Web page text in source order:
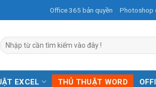
Office 365 bản quyền Photoshop
EXCEL THỦ THUẬT WORD